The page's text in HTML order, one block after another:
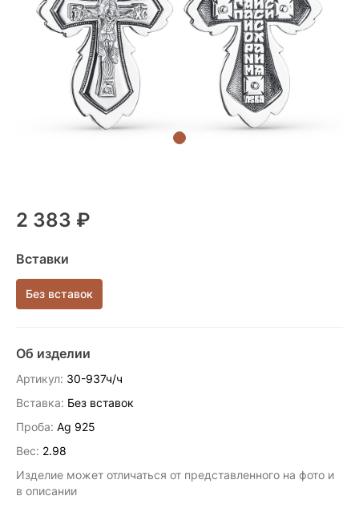
2 383 ₽
Вставки
Без вставок
Об изделии
Артикул: 30-937ч/ч
Вставка: Без вставок
Проба: Ag 925
Вес: 2.98
Изделие может отличаться от представленного на фото и
в описании